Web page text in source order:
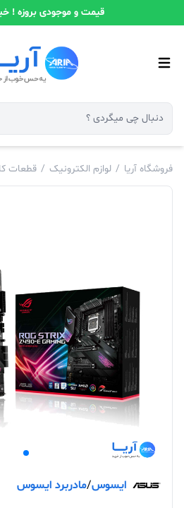
قیمت و موجودی بروزه !
فروشگاه آریا / لوازم الکترونیک / قطعات
ایسوس/مادربرد ایسوس